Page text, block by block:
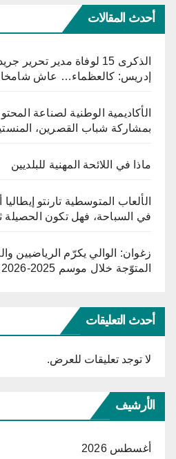
أحدث المقالات
الذكرى 15 لوفاة مدير
إدريس: كالعظماء… عاش شامخا
الأكاديمية الوطنية لصناعة
بمشاركة شباب القصرين،
ماذا في اللائحة المهنية للبلديين
في السباحة، فهل تكون الحصيلة
زغوان: الوالي يكرّم الرياضيين
المتوّجة خلال موسم 2025-2026
أحدث التعليقات
لا توجد تعليقات للعرض.
الأرشيف
أغسطس 2026